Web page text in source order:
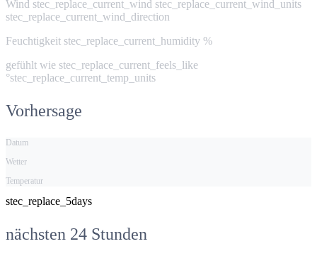
Wind stec_replace_current_wind stec_replace_current_wind_units
stec_replace_current_wind_direction
Feuchtigkeit stec_replace_current_humidity %
gefühlt wie stec_replace_current_feels_like
°stec_replace_current_temp_units
Vorhersage
Datum
Wetter
Temperatur
stec_replace_5days
nächsten 24 Stunden